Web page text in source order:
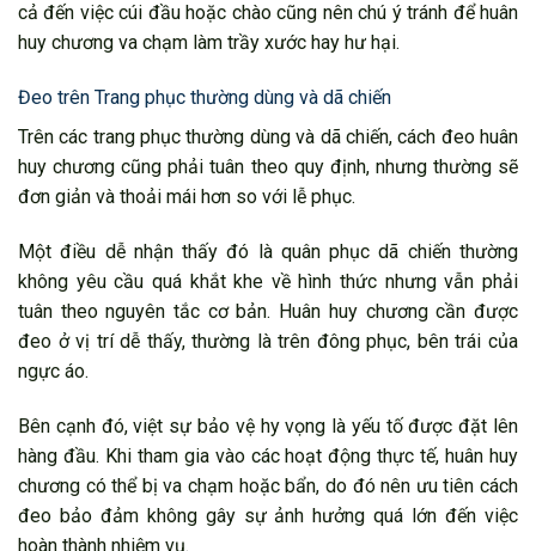
cả đến việc cúi đầu hoặc chào cũng nên chú ý tránh để huân
huy chương va chạm làm trầy xước hay hư hại.
Đeo trên Trang phục thường dùng và dã chiến
Trên các trang phục thường dùng và dã chiến, cách đeo huân
huy chương cũng phải tuân theo quy định, nhưng thường sẽ
đơn giản và thoải mái hơn so với lễ phục.
Một điều dễ nhận thấy đó là quân phục dã chiến thường
không yêu cầu quá khắt khe về hình thức nhưng vẫn phải
tuân theo nguyên tắc cơ bản. Huân huy chương cần được
đeo ở vị trí dễ thấy, thường là trên đông phục, bên trái của
ngực áo.
Bên cạnh đó, việt sự bảo vệ hy vọng là yếu tố được đặt lên
hàng đầu. Khi tham gia vào các hoạt động thực tế, huân huy
chương có thể bị va chạm hoặc bẩn, do đó nên ưu tiên cách
đeo bảo đảm không gây sự ảnh hưởng quá lớn đến việc
hoàn thành nhiệm vụ.